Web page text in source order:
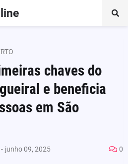
chaves do
e beneficia
em São
- junho 09, 2025 0